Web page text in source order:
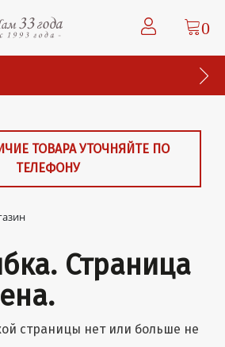
0
ТОВАРА УТОЧНЯЙТЕ ПО
ТЕЛЕФОНУ
Страница
страницы нет или больше не